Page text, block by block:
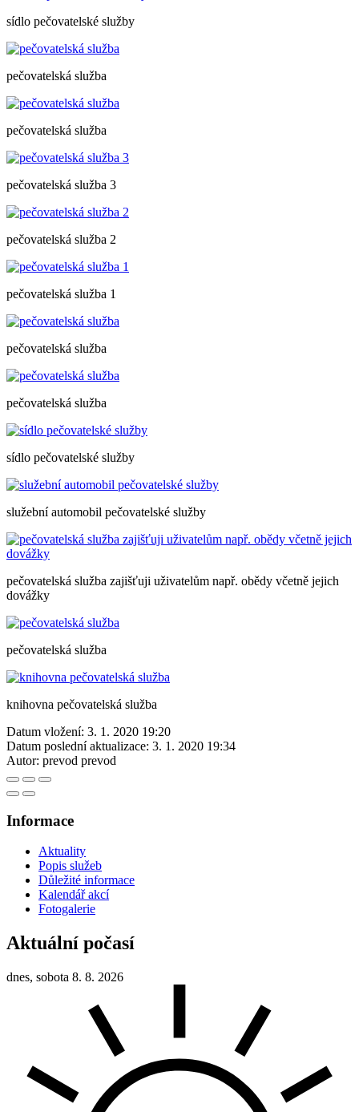
sídlo pečovatelské služby
pečovatelská služba
pečovatelská služba
pečovatelská služba 3
pečovatelská služba 2
pečovatelská služba 1
pečovatelská služba
pečovatelská služba
sídlo pečovatelské služby
služební automobil pečovatelské služby
pečovatelská služba zajišťuji uživatelům např. obědy včetně jejich
dovážky
pečovatelská služba
knihovna pečovatelská služba
Datum vložení: 3. 1. 2020 19:20
Datum poslední aktualizace: 3. 1. 2020 19:34
Autor: prevod prevod
Informace
Aktuality
Popis služeb
Důležité informace
Kalendář akcí
Fotogalerie
Aktuální počasí
dnes, sobota 8. 8. 2026